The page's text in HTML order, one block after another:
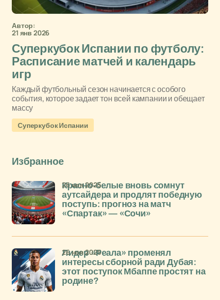
Автор:
21 янв 2026
Суперкубок Испании по футболу:
Расписание матчей и календарь
игр
Каждый футбольный сезон начинается с особого
события, которое задает тон всей кампании и обещает
массу
Суперкубок Испании
Избранное
Красно-белые вновь сомнут
аутсайдера и продлят победную
поступь: прогноз на матч
«Спартак» — «Сочи»
26 ноя 2025
Лидер «Реала» променял
интересы сборной ради Дубая:
этот поступок Мбаппе простят на
родине?
26 ноя 2025